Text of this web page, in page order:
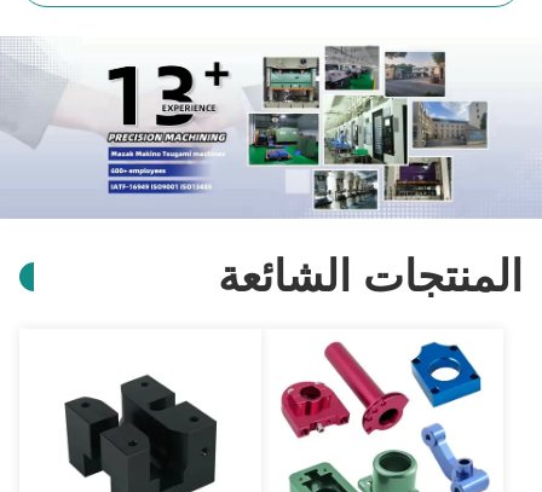
أجزاء صناعة الصقل البارد الدقيق الألومنيوم النحاس OEM أجزاء صناعة الصقل البارد
أجزاء احتياطية للصلب البلاستيكي النحاس الألومنيوم خدمة CNC
أجزاء صناعة الأجهزة الصلبة الصلبة الألومنيوم المضغوط المعدنية قطع صناعة الصلبة المخصصة
المنتجات الشائعة